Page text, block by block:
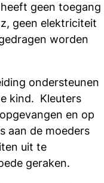
geen toegang
geen elektriciteit
worden
ondersteunen
kind. Kleuters
en op
aan de moeders
uit te
geraken.